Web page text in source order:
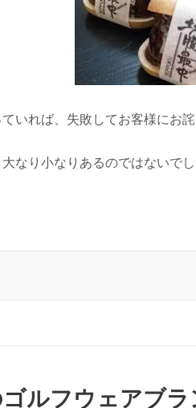
いれば、失敗してお客様にお
なり小なりあるのではないで
ルフウェアブ